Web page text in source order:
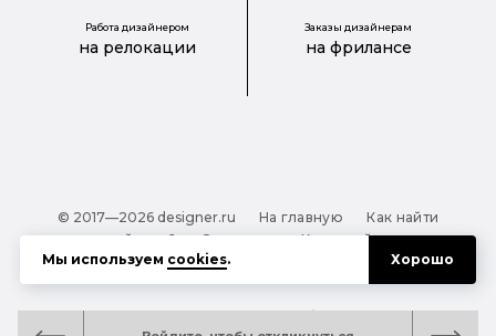
Работа дизайнером
на релокации
Заказы дизайнерам
на фрилансе
© 2017—2026 designer.ru На главную
Как найти
дизайнера?
О проекте
Карта сайта
Обработка персональных данных
Файлы cookie
Мы используем cookies. Хорошо